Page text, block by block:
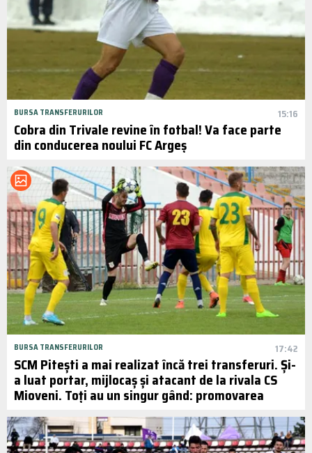
BURSA TRANSFERURILOR 15:16
Cobra din Trivale revine în fotbal! Va face parte
din conducerea noului FC Argeș
BURSA TRANSFERURILOR 17:42
SCM Pitești a mai realizat încă trei transferuri. Și-
a luat portar, mijlocaș și atacant de la rivala CS
Mioveni. Toți au un singur gând: promovarea